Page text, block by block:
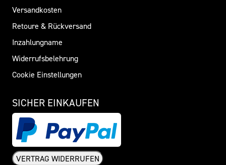
Versandkosten
Retoure & Rückversand
Inzahlungname
Widerrufsbelehrung
Cookie Einstellungen
SICHER EINKAUFEN
VERTRAG WIDERRUFEN